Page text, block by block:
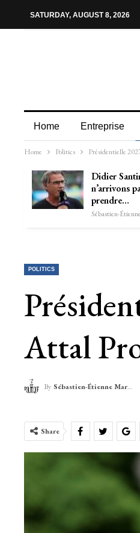
SATURDAY, AUGUST 8, 2026
Home Entreprise
Home Politics Présidentielle
Didier
n’arrivons
prendre…
POLITICS
Attal
By Sébastien-Étienne Marechal
Share